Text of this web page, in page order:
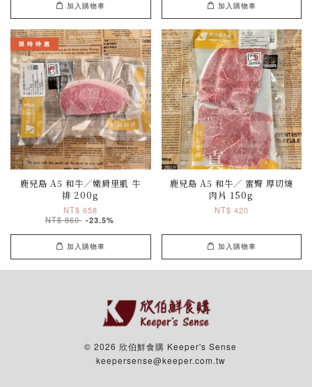
加入購物車 加入購物車
限 時 特 惠
鹿兒島 A5 和牛／嫩肩里肌 牛
排 200g
NT$ 658
NT$ 860 -23.5%
加入購物車
鹿兒島 A5 和牛／ 蜜臀 厚切燒
肉片 150g
NT$ 420
加入購物車
© 2026 欣伯鮮食購 Keeper's Sense
keepersense@keeper.com.tw